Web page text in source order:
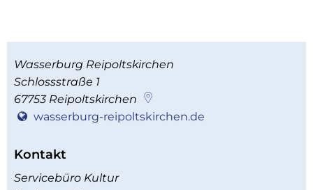
Wasserburg Reipoltskirchen
Schlossstraße 1
67753 Reipoltskirchen
wasserburg-reipoltskirchen.de
Kontakt
Servicebüro Kultur